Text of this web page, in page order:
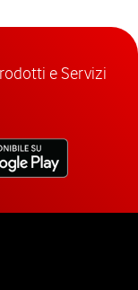
e Servizi